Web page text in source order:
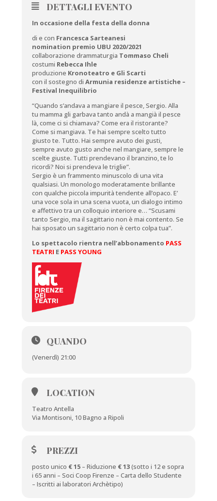
DETTAGLI EVENTO
In occasione della festa della donna
di e con Francesca Sarteanesi
nomination premio UBU 2020/2021
collaborazione drammaturgia Tommaso Cheli
costumi Rebecca Ihle
produzione Kronoteatro e Gli Scarti
con il sostegno di Armunia residenze artistiche –
Festival Inequilibrio
“Quando s’andava a mangiare il pesce, Sergio. Alla
tu mamma gli garbava tanto andà a mangià il pesce
là, come ci si chiamava? Come era il ristorante?
Come si mangiava. Te hai sempre scelto tutto
giusto te. Tutto. Hai sempre avuto dei gusti,
sempre avuto gusto anche nel mangiare, sempre le
scelte giuste. Tutti prendevano il branzino, te lo
ricordi? Noi si prendeva le triglie”.
Sergio è un frammento minuscolo di una vita
qualsiasi. Un monologo moderatamente brillante
con qualche piccola impurità tendente all’opaco. E’
una voce sola in una scena vuota, un dialogo intimo
e affettivo tra un colloquio interiore e… “Scusami
tanto Sergio, ma il sagittario non è mai contento. Se
hai sposato un sagittario non è certo colpa tua”.
Lo spettacolo rientra nell’abbonamento PASS
TEATRI EPASS YOUNG
QUANDO
(Venerdì) 21:00
LOCATION
Teatro Antella
Via Montisoni, 10 Bagno a Ripoli
PREZZI
posto unico € 15– Riduzione € 13(sotto i 12 e sopra
i 65 anni – Soci Coop Firenze – Carta dello Studente
– Iscritti ai laboratori Archètipo)